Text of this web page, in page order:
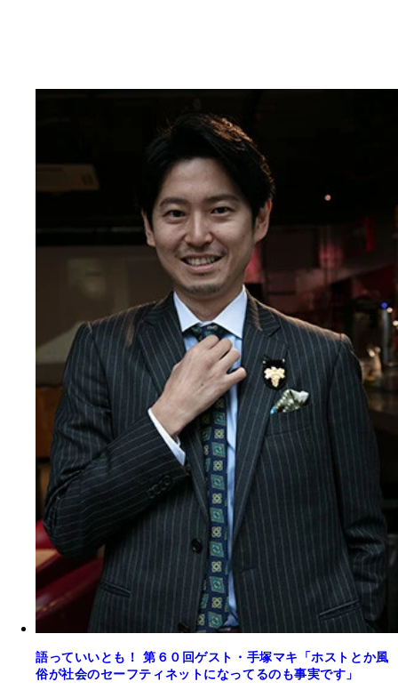
語っていいとも！ 第６０回ゲスト・手塚マキ「ホストとか風
俗が社会のセーフティネットになってるのも事実です」